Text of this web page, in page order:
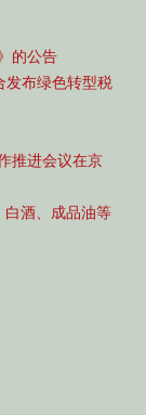
的公告
发布绿色转型税
推进会议在京
白酒、成品油等